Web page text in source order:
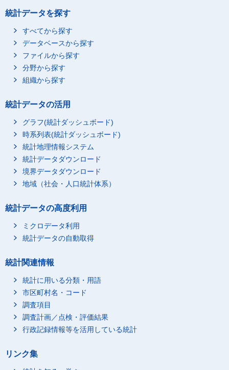
統計データを探す
すべてから探す
データベースから探す
ファイルから探す
分野から探す
組織から探す
統計データの活用
グラフ(統計ダッシュボード)
時系列表(統計ダッシュボード)
統計地理情報システム
統計データダウンロード
境界データダウンロード
地域（社会・人口統計体系）
統計データの高度利用
ミクロデータ利用
統計データの自動取得
統計関連情報
統計に用いる分類・用語
市区町村名・コード
調査項目
調査計画／点検・評価結果
行政記録情報等を活用している統計
リンク集